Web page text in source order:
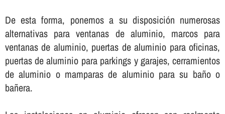
De esta forma, ponemos a su disposición numerosas
alternativas para ventanas de aluminio, marcos para
ventanas de aluminio, puertas de aluminio para oficinas,
puertas de aluminio para parkings y garajes, cerramientos
de aluminio o mamparas de aluminio para su baño o
bañera.